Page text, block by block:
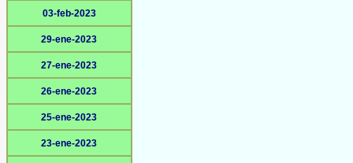
03-feb-2023
29-ene-2023
27-ene-2023
26-ene-2023
25-ene-2023
23-ene-2023